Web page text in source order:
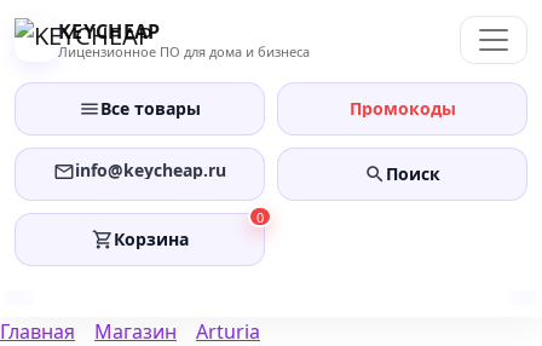
Перейти
KEYCHEAP
Лицензионное ПО для дома и бизнеса
Все товары Промокоды
info@keycheap.ru Поиск
0
Корзина
Главная Магазин Arturia